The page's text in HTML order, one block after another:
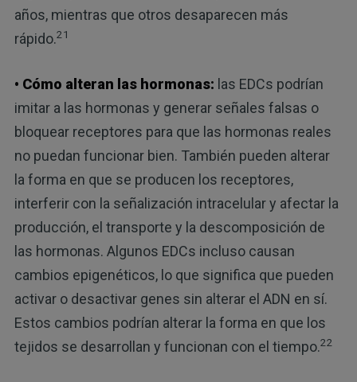
años, mientras que otros desaparecen más
rápido.21
• Cómo alteran las hormonas: las EDCs podrían
imitar a las hormonas y generar señales falsas o
bloquear receptores para que las hormonas reales
no puedan funcionar bien. También pueden alterar
la forma en que se producen los receptores,
interferir con la señalización intracelular y afectar la
producción, el transporte y la descomposición de
las hormonas. Algunos EDCs incluso causan
cambios epigenéticos, lo que significa que pueden
activar o desactivar genes sin alterar el ADN en sí.
Estos cambios podrían alterar la forma en que los
tejidos se desarrollan y funcionan con el tiempo.22